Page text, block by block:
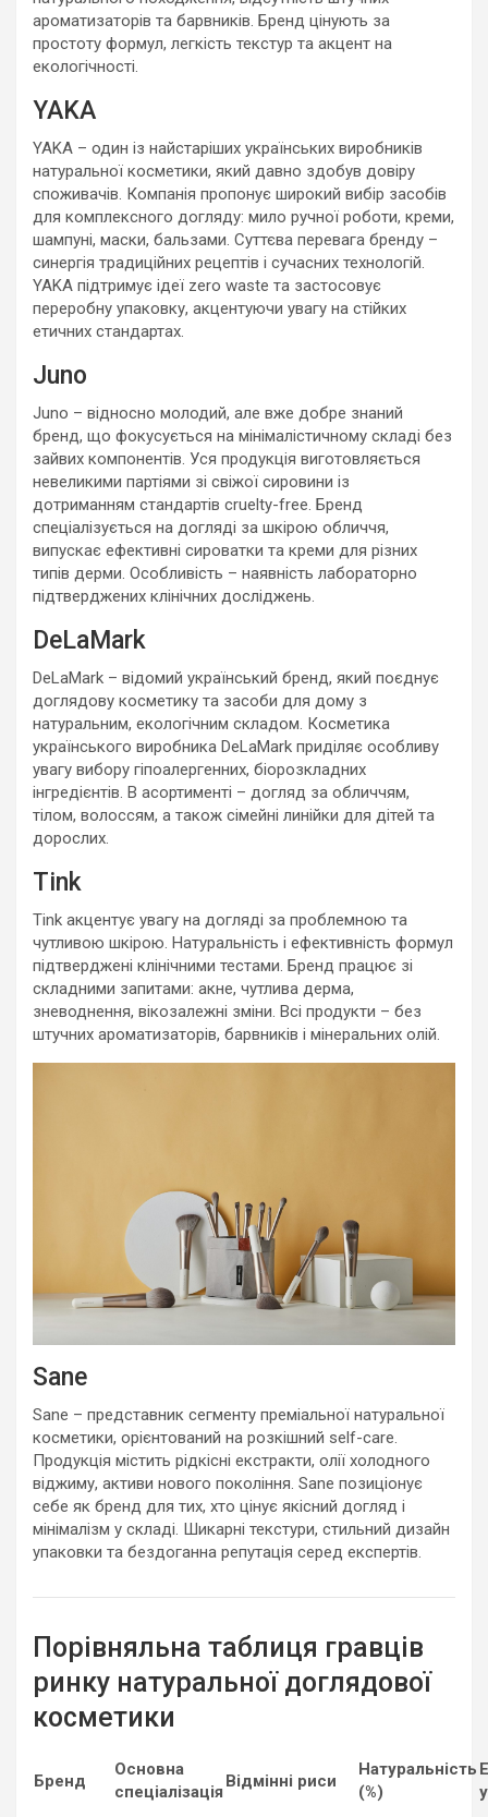
ароматизаторів та барвників. Бренд цінують за
простоту формул, легкість текстур та акцент на
екологічності.
YAKA
YAKA – один із найстаріших українських виробників
натуральної косметики, який давно здобув довіру
споживачів. Компанія пропонує широкий вибір засобів
для комплексного догляду: мило ручної роботи, креми,
шампуні, маски, бальзами. Суттєва перевага бренду –
синергія традиційних рецептів і сучасних технологій.
YAKA підтримує ідеї zero waste та застосовує
переробну упаковку, акцентуючи увагу на стійких
етичних стандартах.
Juno
Juno – відносно молодий, але вже добре знаний
бренд, що фокусується на мінімалістичному складі без
зайвих компонентів. Уся продукція виготовляється
невеликими партіями зі свіжої сировини із
дотриманням стандартів cruelty-free. Бренд
спеціалізується на догляді за шкірою обличчя,
випускає ефективні сироватки та креми для різних
типів дерми. Особливість – наявність лабораторно
підтверджених клінічних досліджень.
DeLaMark
DeLaMark – відомий український бренд, який поєднує
доглядову косметику та засоби для дому з
натуральним, екологічним складом. Косметика
українського виробника DeLaMark приділяє особливу
увагу вибору гіпоалергенних, біорозкладних
інгредієнтів. В асортименті – догляд за обличчям,
тілом, волоссям, а також сімейні линійки для дітей та
дорослих.
Tink
Tink акцентує увагу на догляді за проблемною та
чутливою шкірою. Натуральність і ефективність формул
підтверджені клінічними тестами. Бренд працює зі
складними запитами: акне, чутлива дерма,
зневоднення, вікозалежні зміни. Всі продукти – без
штучних ароматизаторів, барвників і мінеральних олій.
Sane
Sane – представник сегменту преміальної натуральної
косметики, орієнтований на розкішний self-care.
Продукція містить рідкісні екстракти, олії холодного
віджиму, активи нового покоління. Sane позиціонує
себе як бренд для тих, хто цінує якісний догляд і
мінімалізм у складі. Шикарні текстури, стильний дизайн
упаковки та бездоганна репутація серед експертів.
Порівняльна таблиця гравців
ринку натуральної доглядової
косметики
Бренд
Основна
спеціалізація
Відмінні риси
Натуральність
(%)